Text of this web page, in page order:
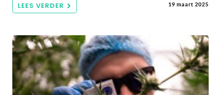
LEES VERDER 19 maart 2025